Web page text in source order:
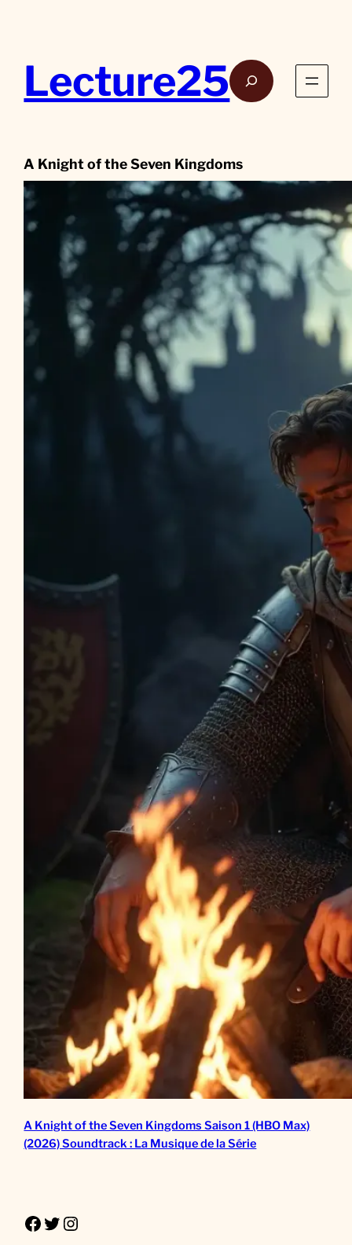
Lecture25Rech
A Knight of the Seven Kingdoms
A Knight of the Seven Kingdoms Saison 1 (HBO Max)
(2026) Soundtrack : La Musique de la Série
Facebook Twitter Instagram